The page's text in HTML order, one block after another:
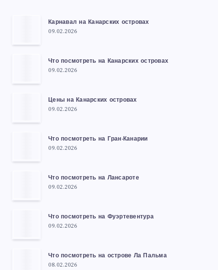
Карнавал на Канарских островах
09.02.2026
Что посмотреть на Канарских островах
09.02.2026
Цены на Канарских островах
09.02.2026
Что посмотреть на Гран-Канарии
09.02.2026
Что посмотреть на Лансароте
09.02.2026
Что посмотреть на Фуэртевентура
09.02.2026
Что посмотреть на острове Ла Пальма
08.02.2026